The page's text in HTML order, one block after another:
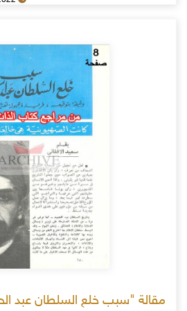
مقالة "سبب خلع السلطان عبد